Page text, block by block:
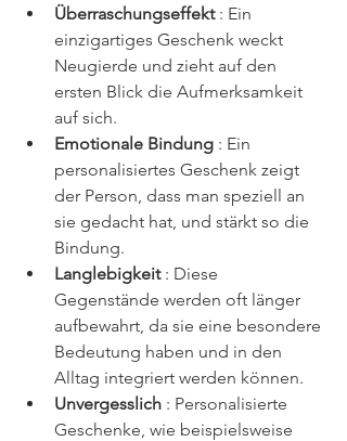
Überraschungseffekt : Ein
einzigartiges Geschenk weckt
Neugierde und zieht auf den
ersten Blick die Aufmerksamkeit
auf sich.
Emotionale Bindung : Ein
personalisiertes Geschenk zeigt
der Person, dass man speziell an
sie gedacht hat, und stärkt so die
Bindung.
Langlebigkeit : Diese
Gegenstände werden oft länger
aufbewahrt, da sie eine besondere
Bedeutung haben und in den
Alltag integriert werden können.
Unvergesslich : Personalisierte
Geschenke, wie beispielsweise